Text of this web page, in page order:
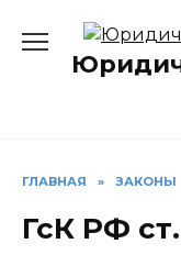
содержанию
ГЛАВНАЯ » ЗАКОНЫ
ГсК РФ